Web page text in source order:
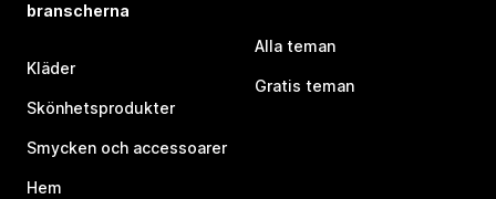
branscherna
Kläder
Skönhetsprodukter
Smycken och accessoarer
Hem
Alla teman
Gratis teman